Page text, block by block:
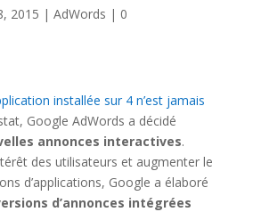
2015 | AdWords | 0
installée sur 4 n’est jamais
Google AdWords a décidé
annonces interactives.
des utilisateurs et augmenter le
d’applications, Google a élaboré
d’annonces intégrées